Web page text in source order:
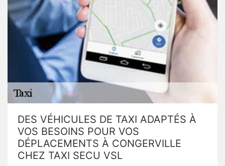
DES VÉHICULES DE TAXI ADAPTÉS À
VOS BESOINS POUR VOS
DÉPLACEMENTS À CONGERVILLE
CHEZ TAXI SECU VSL